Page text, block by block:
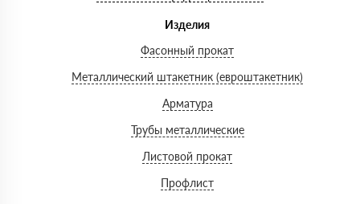
Изделия
Фасонный прокат
Металлический штакетник (евроштакетник)
Арматура
Трубы металлические
Листовой прокат
Профлист